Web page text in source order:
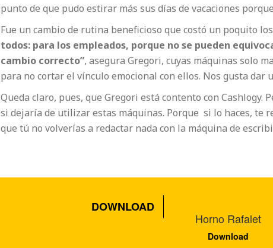
punto de que pudo estirar más sus días de vacaciones
Fue un cambio de rutina beneficioso que costó un poquito
todos: para los empleados, porque no se pueden
cambio correcto”, asegura Gregori, cuyas máquinas solo
para no cortar el vínculo emocional con ellos. Nos gusta dar
Queda claro, pues, que Gregori está contento con
si dejaría de utilizar estas máquinas. Porque si lo haces, te
que tú no volverías a redactar nada con la máquina de
DOWNLOAD
Horno Rafalet
Download